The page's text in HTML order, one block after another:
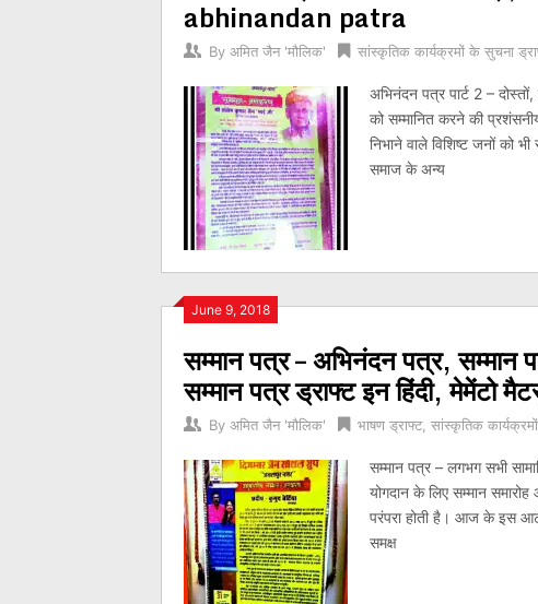
abhinandan patra
By अमित जैन 'मौलिक' सांस्कृतिक कार्यक्रमों के सुचना
अभिनंदन पत्र पार्ट 2 –
को सम्मानित करने की
निभाने वाले विशिष्ट जनों को
समाज के अन्य
June 9, 2018
सम्मान पत्र – अभिनंदन पत्र, सम्मान
सम्मान पत्र ड्राफ्ट इन हिंदी, मेमेंटो
By अमित जैन 'मौलिक' भाषण ड्राफ्ट, सांस्कृतिक
सम्मान पत्र – लगभग सभी
योगदान के लिए सम्मान
परंपरा होती है। आज के इस
समक्ष